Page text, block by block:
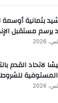
بثمانية أوسمة
يرسم مستقبل
لاتحاد القدم
المستوفية للشروط